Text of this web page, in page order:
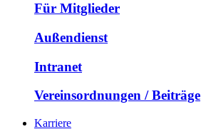
Für Mitglieder
Außendienst
Intranet
Vereinsordnungen / Beiträge
Karriere